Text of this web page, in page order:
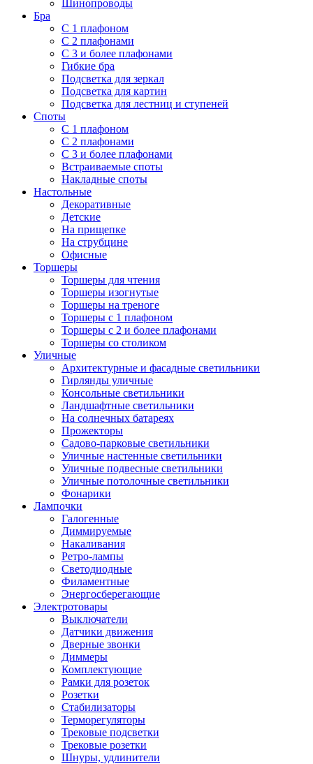
Шинопроводы
Бра
С 1 плафоном
С 2 плафонами
С 3 и более плафонами
Гибкие бра
Подсветка для зеркал
Подсветка для картин
Подсветка для лестниц и ступеней
Споты
С 1 плафоном
С 2 плафонами
С 3 и более плафонами
Встраиваемые споты
Накладные споты
Настольные
Декоративные
Детские
На прищепке
На струбцине
Офисные
Торшеры
Торшеры для чтения
Торшеры изогнутые
Торшеры на треноге
Торшеры с 1 плафоном
Торшеры с 2 и более плафонами
Торшеры со столиком
Уличные
Архитектурные и фасадные светильники
Гирлянды уличные
Консольные светильники
Ландшафтные светильники
На солнечных батареях
Прожекторы
Садово-парковые светильники
Уличные настенные светильники
Уличные подвесные светильники
Уличные потолочные светильники
Фонарики
Лампочки
Галогенные
Диммируемые
Накаливания
Ретро-лампы
Светодиодные
Филаментные
Энергосберегающие
Электротовары
Выключатели
Датчики движения
Дверные звонки
Диммеры
Комплектующие
Рамки для розеток
Розетки
Стабилизаторы
Терморегуляторы
Трековые подсветки
Трековые розетки
Шнуры, удлинители